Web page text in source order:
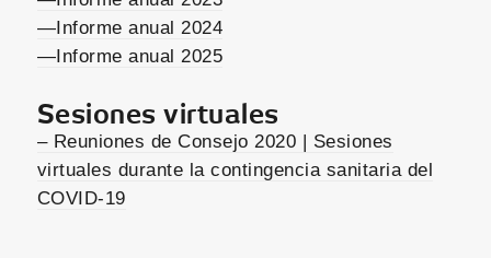
—Informe anual 2024
—Informe anual 2025
Sesiones virtuales
– Reuniones de Consejo 2020 | Sesiones
virtuales durante la contingencia sanitaria del
COVID-19